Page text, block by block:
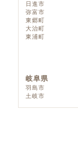
日進市
弥富市
東郷町
大治町
東浦町
岐阜県
羽島市
土岐市